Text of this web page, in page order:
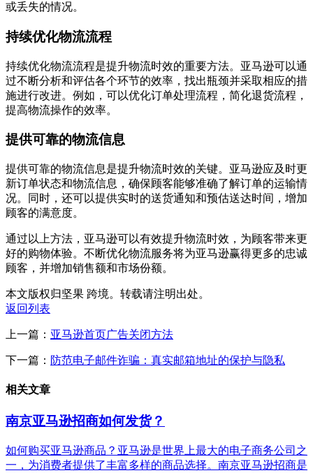
或丢失的情况。
持续优化物流流程
持续优化物流流程是提升物流时效的重要方法。亚马逊可以通
过不断分析和评估各个环节的效率，找出瓶颈并采取相应的措
施进行改进。例如，可以优化订单处理流程，简化退货流程，
提高物流操作的效率。
提供可靠的物流信息
提供可靠的物流信息是提升物流时效的关键。亚马逊应及时更
新订单状态和物流信息，确保顾客能够准确了解订单的运输情
况。同时，还可以提供实时的送货通知和预估送达时间，增加
顾客的满意度。
通过以上方法，亚马逊可以有效提升物流时效，为顾客带来更
好的购物体验。不断优化物流服务将为亚马逊赢得更多的忠诚
顾客，并增加销售额和市场份额。
本文版权归坚果 跨境。转载请注明出处。
返回列表
上一篇： 亚马逊首页广告关闭方法
下一篇： 防范电子邮件诈骗：真实邮箱地址的保护与隐私
相关文章
南京亚马逊招商如何发货？
如何购买亚马逊商品？亚马逊是世界上最大的电子商务公司之
一，为消费者提供了丰富多样的商品选择。南京亚马逊招商是